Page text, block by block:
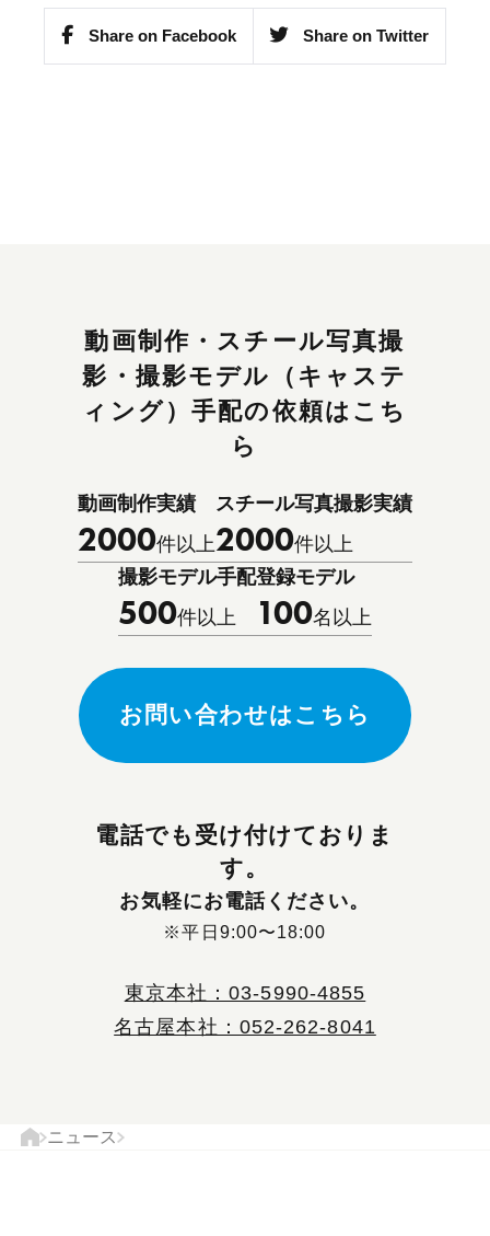
Share on Facebook Share on Twitter
動画制作・スチール写真撮
影・撮影モデル（キャステ
ィング）手配の依頼はこち
ら
動画制作実績
2000件以上
スチール写真撮影実績
2000件以上
撮影モデル手配
500件以上
登録モデル
100名以上
お問い合わせはこちら
電話でも受け付けておりま
す。
お気軽にお電話ください。
※平日9:00〜18:00
東京本社：03-5990-4855
名古屋本社：052-262-8041
ト
ニュース